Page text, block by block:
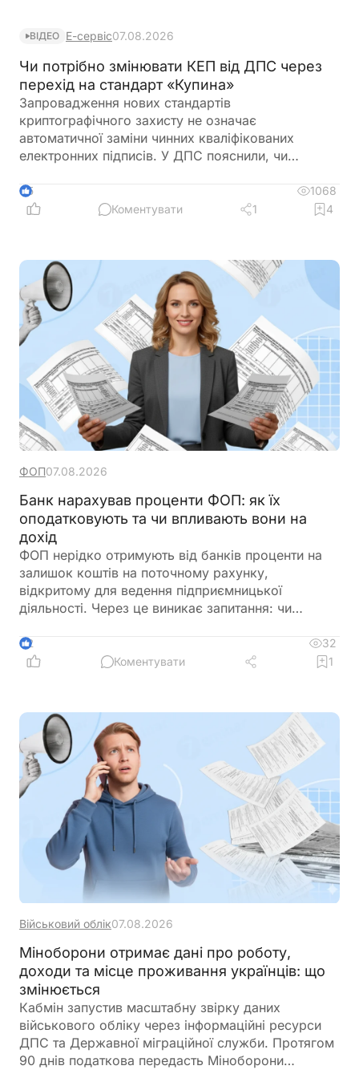
ВІДЕО Е-сервіс07.08.2026
Чи потрібно змінювати КЕП від ДПС через
перехід на стандарт «Купина»
Запровадження нових стандартів
криптографічного захисту не означає
автоматичної заміни чинних кваліфікованих
електронних підписів. У ДПС пояснили, чи
ДПС, після переходу на новий стандарт «Купина»
та чи потрібно користувачам отримувати нові
5
1068
Коментувати
1 4
ФОП07.08.2026
Банк нарахував проценти ФОП: як їх
оподатковують та чи впливають вони на
дохід
ФОП нерідко отримують від банків проценти на
залишок коштів на поточному рахунку,
відкритому для ведення підприємницької
діяльності. Через це виникає запитання: чи
підприємницького доходу та сплачувати з них
податки як із доходу ФОП. Податкове
фізичної особи. Саме тому проценти, нараховані
банком на залишок коштів, мають окремий
порядок оподаткування
2
32
Коментувати
1
Військовий облік07.08.2026
Міноборони отримає дані про роботу,
доходи та місце проживання українців: що
змінюється
Кабмін запустив масштабну звірку даних
військового обліку через інформаційні ресурси
ДПС та Державної міграційної служби. Протягом
90 днів податкова передасть Міноборони